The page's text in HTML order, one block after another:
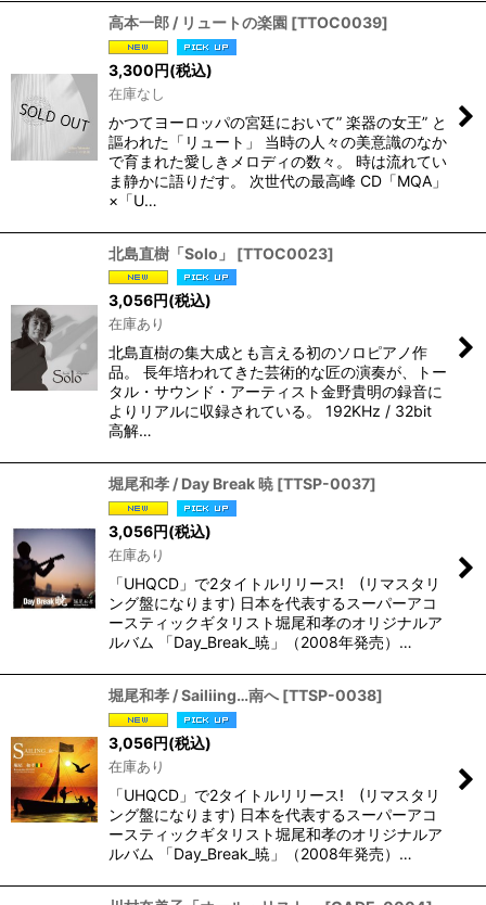
高本一郎 / リュートの楽園 [TTOC0039]
3,300円(税込)
在庫なし
かつてヨーロッパの宮廷において” 楽器の女王” と
謳われた「リュート」 当時の人々の美意識のなか
で育まれた愛しきメロディの数々。 時は流れてい
ま静かに語りだす。 次世代の最高峰 CD「MQA」
×「U…
北島直樹「Solo」 [TTOC0023]
3,056円(税込)
在庫あり
北島直樹の集大成とも言える初のソロピアノ作
品。 長年培われてきた芸術的な匠の演奏が、トー
タル・サウンド・アーティスト金野貴明の録音に
よりリアルに収録されている。 192KHz / 32bit
高解…
堀尾和孝 / Day Break 暁 [TTSP-0037]
3,056円(税込)
在庫あり
「UHQCD」で2タイトルリリース! (リマスタリ
ング盤になります) 日本を代表するスーパーアコ
ースティックギタリスト堀尾和孝のオリジナルア
ルバム 「Day_Break_暁」（2008年発売）…
堀尾和孝 / Sailiing…南へ [TTSP-0038]
3,056円(税込)
在庫あり
「UHQCD」で2タイトルリリース! (リマスタリ
ング盤になります) 日本を代表するスーパーアコ
ースティックギタリスト堀尾和孝のオリジナルア
ルバム 「Day_Break_暁」（2008年発売）…